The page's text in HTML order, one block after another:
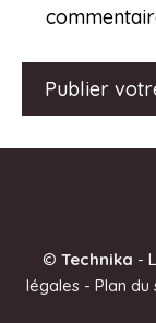
n
© Technika -
légales- Plan du